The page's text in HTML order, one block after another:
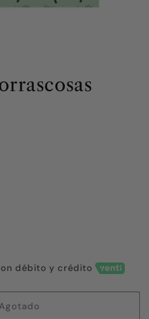
débito y crédito
Agotado